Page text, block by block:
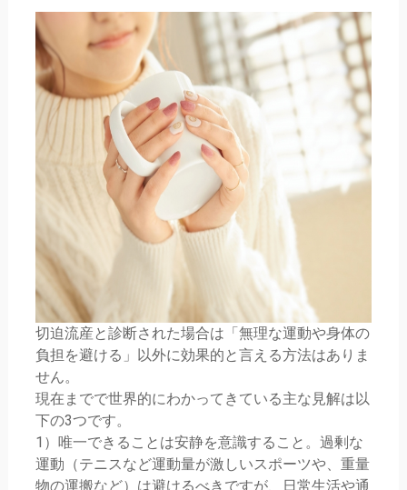
切迫流産と診断された場合は「無理な運動や身体の
負担を避ける」以外に効果的と言える方法はありま
せん。
現在までで世界的にわかってきている主な見解は以
下の3つです。
1）唯一できることは安静を意識すること。過剰な
運動（テニスなど運動量が激しいスポーツや、重量
物の運搬など）は避けるべきですが、日常生活や通